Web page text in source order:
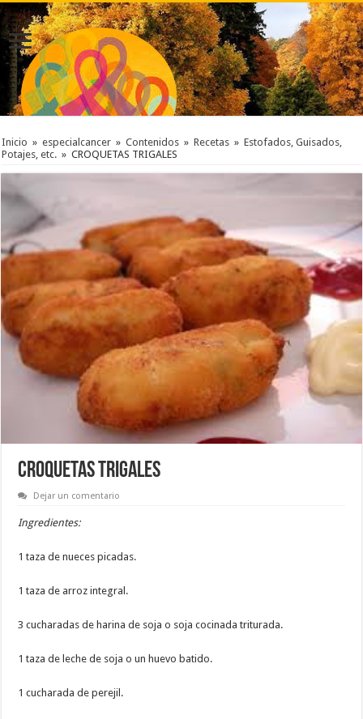
Inicio » especialcancer » Contenidos » Recetas » Estofados, Guisados,
Potajes, etc. » CROQUETAS TRIGALES
CROQUETAS TRIGALES
Dejar un comentario
Ingredientes:
1 taza de nueces picadas.
1 taza de arroz integral.
3 cucharadas de harina de soja o soja cocinada triturada.
1 taza de leche de soja o un huevo batido.
1 cucharada de perejil.